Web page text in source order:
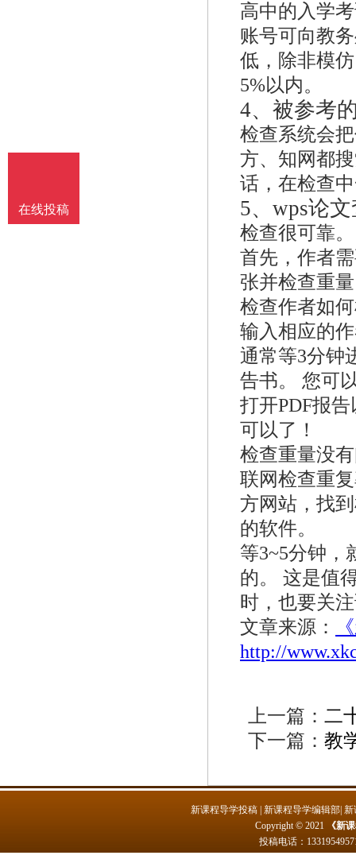
高中的入学
账号可向教
低，除非模
5%以内。
4、 被参考
检查系统会
方、知网都
话，在检查
5、 wps论
检查很可靠。
首先，作者
张并检查重
检查作者如
输入相应的
通常等3分钟
告书。 您可
打开PDF报
可以了！
检查重量没
联网检查重
方网站，找
的软件。
等3~5分钟，
的。 这是值
时，也要关
文章来源：
http://
上一篇： 二
下一篇： 教
新课程导学投稿 新课程导学编辑部 新
Copyright © 2021
《新
投稿电话：
在线投稿